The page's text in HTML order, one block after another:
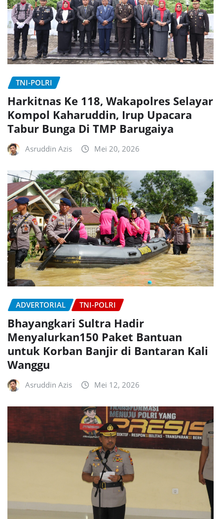
TNI-POLRI
Harkitnas Ke 118, Wakapolres Selayar
Kompol Kaharuddin, Irup Upacara
Tabur Bunga Di TMP Barugaiya
Asruddin Azis Mei 20, 2026
ADVERTORIAL TNI-POLRI
Bhayangkari Sultra Hadir
Menyalurkan150 Paket Bantuan
untuk Korban Banjir di Bantaran Kali
Wanggu
Asruddin Azis Mei 12, 2026